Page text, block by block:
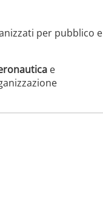
per pubblico e
e